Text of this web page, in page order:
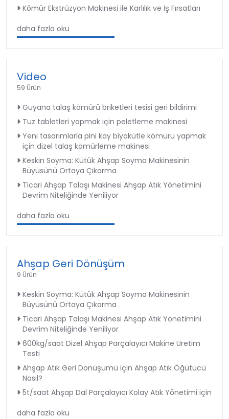
Kömür Ekstrüzyon Makinesi ile Karlılık ve İş Fırsatları
daha fazla oku
Video
59 Ürün
Guyana talaş kömürü briketleri tesisi geri bildirimi
Tuz tabletleri yapmak için peletleme makinesi
Yeni tasarımlarla pini kay biyokütle kömürü yapmak
için dizel talaş kömürleme makinesi
Keskin Soyma: Kütük Ahşap Soyma Makinesinin
Büyüsünü Ortaya Çıkarma
Ticari Ahşap Talaşı Makinesi Ahşap Atık Yönetimini
Devrim Niteliğinde Yeniliyor
daha fazla oku
Ahşap Geri Dönüşüm
9 Ürün
Keskin Soyma: Kütük Ahşap Soyma Makinesinin
Büyüsünü Ortaya Çıkarma
Ticari Ahşap Talaşı Makinesi Ahşap Atık Yönetimini
Devrim Niteliğinde Yeniliyor
600kg/saat Dizel Ahşap Parçalayıcı Makine Üretim
Testi
Ahşap Atık Geri Dönüşümü için Ahşap Atık Öğütücü
Nasıl?
5t/saat Ahşap Dal Parçalayıcı Kolay Atık Yönetimi için
daha fazla oku